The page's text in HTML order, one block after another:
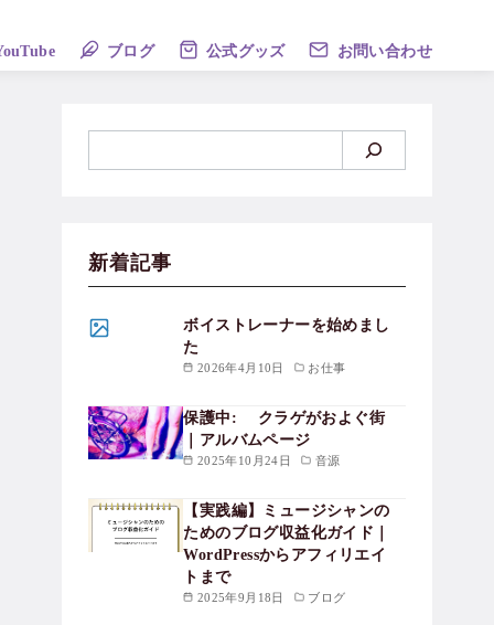
ブログ 公式グッズ お問い合わせ
新着記事
2026年4月10日 お仕事
ボイストレーナーを始めまし
た
2025年10月24日 音源
保護中: クラゲがおよぐ街
｜アルバムページ
2025年9月18日 ブログ
【実践編】ミュージシャンの
ためのブログ収益化ガイド｜
WordPressからアフィリエイ
トまで